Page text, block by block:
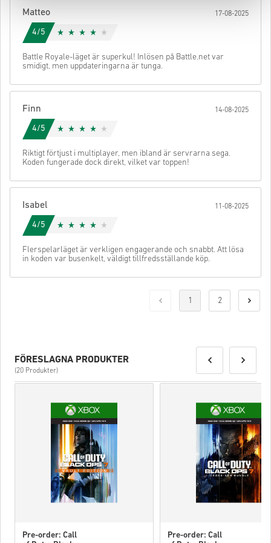
Matteo 17-08-2025
4/5
Battle Royale-läget är superkul! Inlösen på Battle.net var
smidigt, men uppdateringarna är tunga.
Finn 14-08-2025
4/5
Riktigt förtjust i multiplayer, men ibland är servrarna sega.
Koden fungerade dock direkt, vilket var toppen!
Isabel 11-08-2025
4/5
Flerspelarläget är verkligen engagerande och snabbt. Att lösa
in koden var busenkelt, väldigt tillfredsställande köp.
1 2
FÖRESLAGNA PRODUKTER
(20 Produkter)
Pre-order: Call
Pre-order: Call